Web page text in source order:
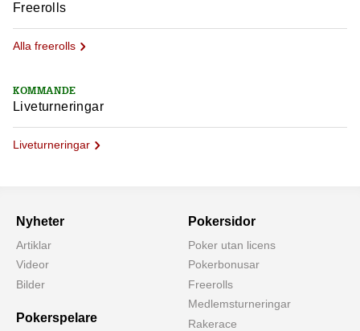
Freerolls
Alla freerolls
KOMMANDE
Liveturneringar
Liveturneringar
Nyheter
Artiklar
Videor
Bilder
Pokerspelare
Pokersidor
Poker utan licens
Pokerbonusar
Freerolls
Medlemsturneringar
Rakerace